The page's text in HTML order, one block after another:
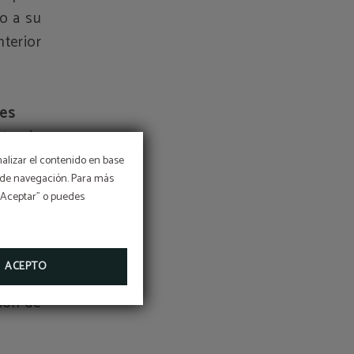
el contenido en base
navegación. Para más
o puedes
ACEPTO
a su
de
Mar
con
para
de